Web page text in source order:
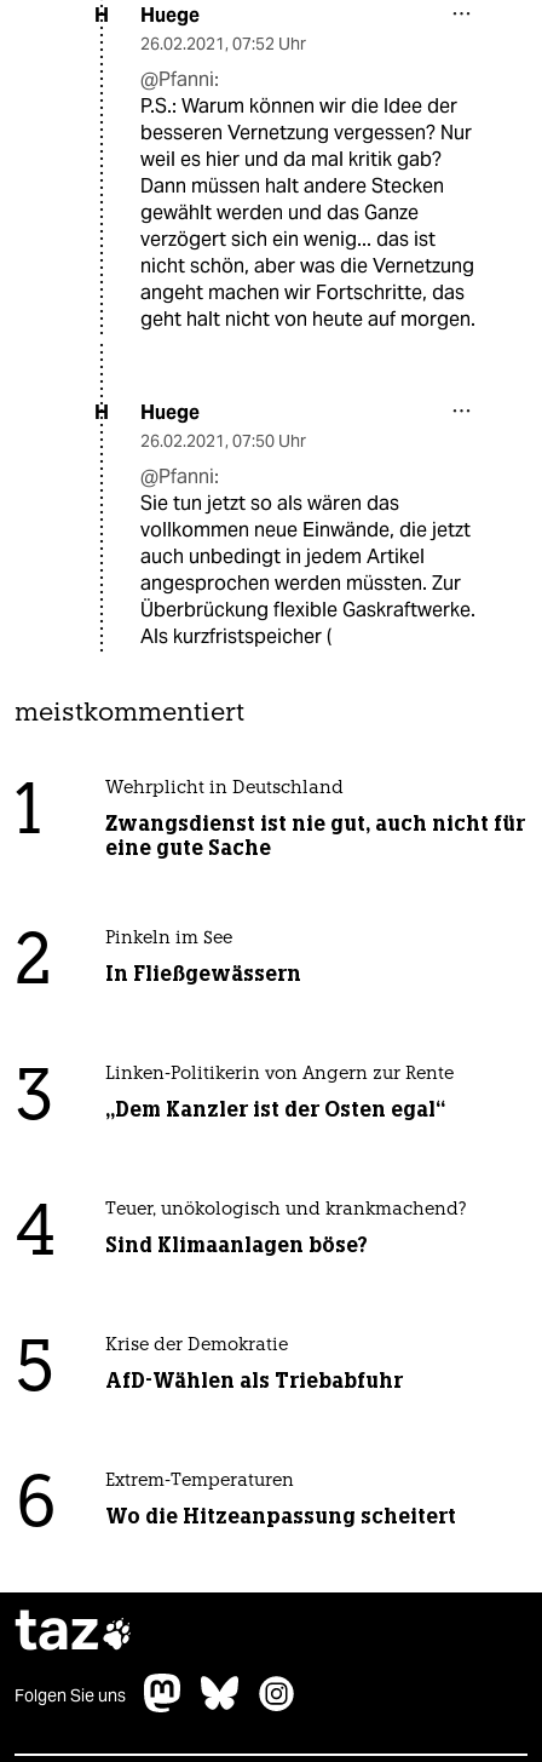
H Huege
26.02.2021, 07:52 Uhr
@Pfanni:
P.S.: Warum können wir die Idee der
besseren Vernetzung vergessen? Nur
weil es hier und da mal kritik gab?
Dann müssen halt andere Stecken
gewählt werden und das Ganze
verzögert sich ein wenig... das ist
nicht schön, aber was die Vernetzung
angeht machen wir Fortschritte, das
geht halt nicht von heute auf morgen.
H Huege
26.02.2021, 07:50 Uhr
@Pfanni:
Sie tun jetzt so als wären das
vollkommen neue Einwände, die jetzt
auch unbedingt in jedem Artikel
angesprochen werden müssten. Zur
Überbrückung flexible Gaskraftwerke.
Als kurzfristspeicher (
meistkommentiert
1 Wehrplicht in Deutschland
Zwangsdienst ist nie gut, auch nicht für
eine gute Sache
2 Pinkeln im See
In Fließgewässern
3 Linken-Politikerin von Angern zur Rente
„Dem Kanzler ist der Osten egal“
4 Teuer, unökologisch und krankmachend?
Sind Klimaanlagen böse?
5 Krise der Demokratie
AfD-Wählen als Triebabfuhr
6 Extrem-Temperaturen
Wo die Hitzeanpassung scheitert
taz
Folgen Sie uns